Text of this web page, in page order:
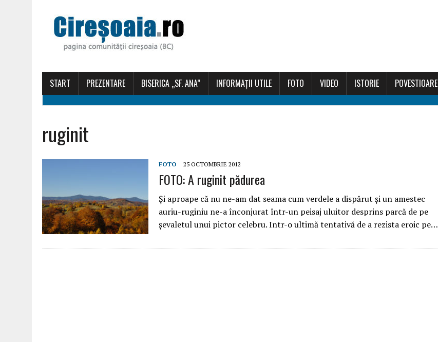
START PREZENTARE BISERICA „SF. ANA” INFORMAȚII UTILE FOTO VIDEO ISTORIE POVESTIOARE
ruginit
FOTO 25 OCTOMBRIE 2012
FOTO: A ruginit pădurea
Și aproape că nu ne-am dat seama cum verdele a dispărut și un amestec
auriu-ruginiu ne-a înconjurat într-un peisaj uluitor desprins parcă de pe
șevaletul unui pictor celebru. Intr-o ultimă tentativă de a rezista eroic pe…